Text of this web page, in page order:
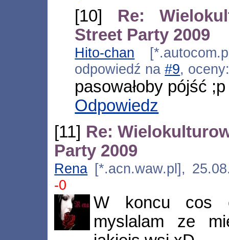
[10] Re:
Street Party 2009
Hito-chan
odpowiedź na#9,
pasowałoby pójść ;p
Odpowiedz
[11] Re:
Party 2009
Rena [*.acn.waw.pl],
-0
W koncu cos
myslalam ze